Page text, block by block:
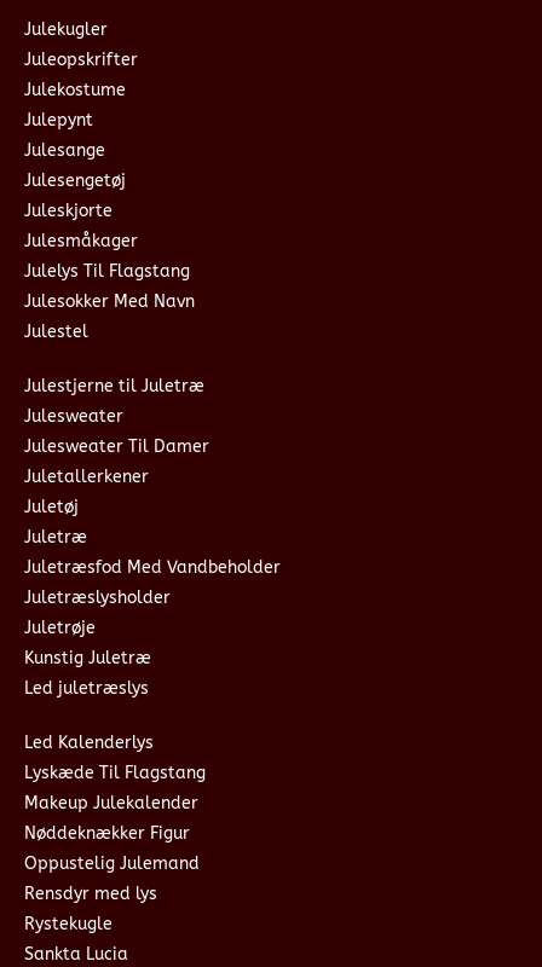
Julekugler
Juleopskrifter
Julekostume
Julepynt
Julesange
Julesengetøj
Juleskjorte
Julesmåkager
Julelys Til Flagstang
Julesokker Med Navn
Julestel
Julestjerne til Juletræ
Julesweater
Julesweater Til Damer
Juletallerkener
Juletøj
Juletræ
Juletræsfod Med Vandbeholder
Juletræslysholder
Juletrøje
Kunstig Juletræ
Led juletræslys
Led Kalenderlys
Lyskæde Til Flagstang
Makeup Julekalender
Nøddeknækker Figur
Oppustelig Julemand
Rensdyr med lys
Rystekugle
Sankta Lucia